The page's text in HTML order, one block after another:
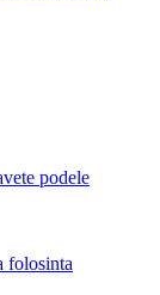
podele
folosinta